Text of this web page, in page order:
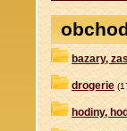
bazary,
drogerie
hodiny,